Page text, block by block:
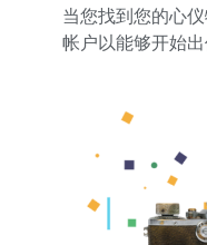
当您找到您的心
帐户以能够开始出